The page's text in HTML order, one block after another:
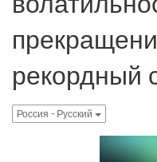
рекордный
Россия - Pусский